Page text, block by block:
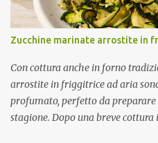
Zucchine marinate arrostite in
Con cottura anche in forno
arrostite in friggitrice ad aria
profumato, perfetto da
stagione. Dopo una breve